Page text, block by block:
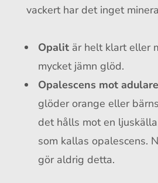
vackert har det inget
Opalitär helt klart eller
mycket jämn glöd.
Opalescens mot
glöder orange eller
det hålls mot en
som kallas opalescens.
gör aldrig detta.